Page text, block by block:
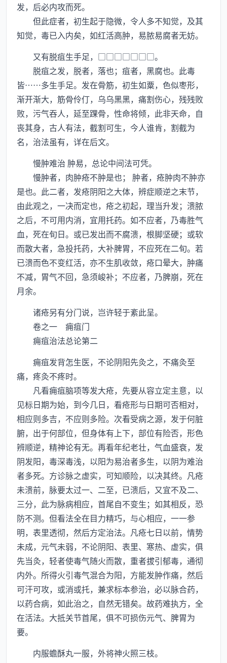
发，后必内攻而死。
但此症者，初生起于隐微，令人多不知觉，及其
知觉，毒已入内矣，如红活高肿，易脓易腐者无妨。
又有脱疽生手足，□□□□□□□。
脱疽之发，脱者，落也；疽者，黑腐也。此毒
皆……多生手足。发在骨筋，初生如粟，色似枣形，
渐开渐大，筋骨伶仃，乌乌黑黑，痛割伤心，残残败
败，污气吞人，延至踝骨，性命将倾，此非天命，自
丧其身，古人有法，截割可生，今人谁肯，割截为
名，治法虽有，详在后文。
慢肿难治 肿易，总论中间法可凭。
慢肿者，肉肿疮不肿是也； 肿者，疮肿肉不肿亦
是也。此二者，发疮阴阳之大体，辨症顺逆之末节，
由此观之，一决而定也，疮之初起，理当升发；溃脓
之后，不可用内消，宜用托药。如不应者，乃毒胜气
血，死在旬日。或已发出而不腐溃，根脚坚硬；或软
而散大者，急投托药，大补脾胃，不应死在二旬。若
已溃而色不变红活，亦不生肌收敛，疮口晕大，肿痛
不减，胃气不回，急须峻补；不应者，乃脾崩，死在
月余。
诸疮另有分门说，岂许轻于紊此呈。
卷之一 痈疽门
痈疽治法总论第二
痈疽发背怎生医，不论阴阳先灸之，不痛灸至
痛，疼灸不疼时。
凡看痈疽脑项等发大疮，先要从容立定主意，以
见标日期为始，到今几日，看疮形与日期可否相对，
相应则多吉，不应则多险。次看受病之源，发于何脏
腑，出于何部位，但身体有上下，部位有险否，形色
辨顺逆，精神论有无。再看年纪老壮，气血盛衰，发
阴发阳，毒深毒浅，以阳为易治者多生，以阴为难治
者多死。方诊脉之虚实，可知顺险，以决其终。凡疮
未溃前，脉要太过一、二至，已溃后，又宜不及二、
三分，此为脉病相应，首尾自不变生；如其相反，恐
防不测。但看法全在目力精巧，与心相应，一一参
明，表里透彻，然后方定治法。凡疮七日以前，情势
未成，元气未弱，不论阴阳、表里、寒热、虚实，俱
先当灸，轻者使毒气随火而散，重者拔引郁毒，通彻
内外。所得火引毒气混合为阳，方能发肿作痛，然后
可汗可攻，或消或托，兼求标本参治，必以脉合药，
以药合病，如此治之，自然无错矣。故药难执方，全
在活法。大抵关节首尾，俱不可损伤元气、脾胃为
要。
内服蟾酥丸一服，外将神火照三枝。